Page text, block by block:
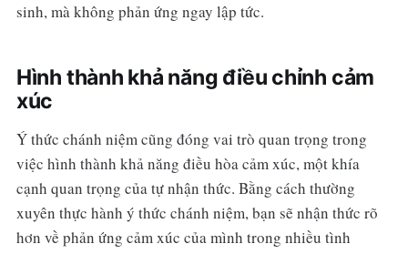
sinh, mà không phản ứng ngay lập tức.
Hình thành khả năng điều chỉnh cảm
xúc
Ý thức chánh niệm cũng đóng vai trò quan trọng trong
việc hình thành khả năng điều hòa cảm xúc, một khía
cạnh quan trọng của tự nhận thức. Bằng cách thường
xuyên thực hành ý thức chánh niệm, bạn sẽ nhận thức rõ
hơn về phản ứng cảm xúc của mình trong nhiều tình